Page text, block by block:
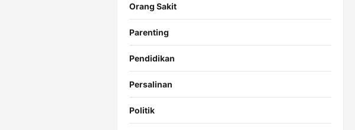
Orang Sakit
Parenting
Pendidikan
Persalinan
Politik